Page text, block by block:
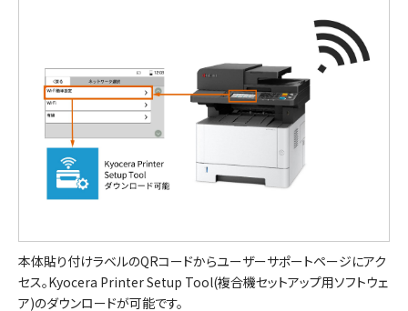
本体貼り付けラベルのQRコードからユーザーサポートページにアク
セス。Kyocera Printer Setup Tool(複合機セットアップ用ソフトウェ
ア)のダウンロードが可能です。